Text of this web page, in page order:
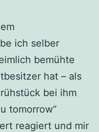
ich selber
bemühte
hat – als
bei ihm
tomorrow“
reagiert und mir